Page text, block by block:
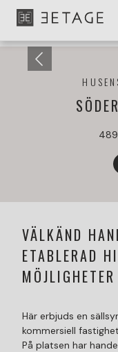
VÄLKÄND
ETABLERAD
Här erbjuds en
kommersiell
På platsen har